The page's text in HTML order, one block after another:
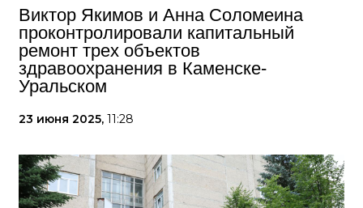
Виктор Якимов и Анна Соломеина
проконтролировали капитальный
ремонт трех объектов
здравоохранения в Каменске-
Уральском
23 июня 2025, 11:28